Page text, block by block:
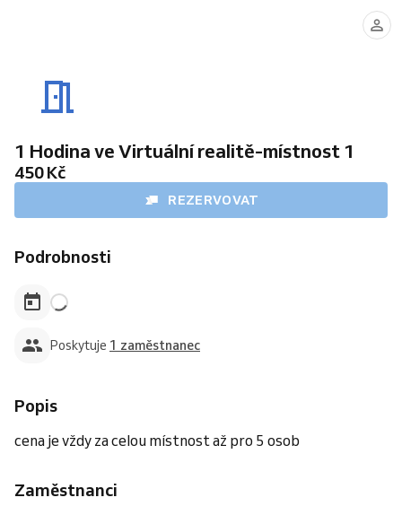
1 Hodina ve Virtuální realitě-místnost 1
450 Kč
REZERVOVAT
Podrobnosti
Poskytuje 1 zaměstnanec
Popis
cena je vždy za celou místnost až pro 5 osob
Zaměstnanci
místnost6